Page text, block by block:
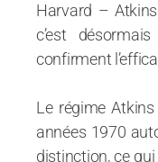
Harvard –
c’est
confirment
Le régime
années 1970
distinction, ce